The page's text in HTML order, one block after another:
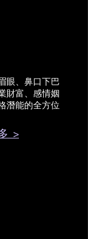
眼、鼻口下巴
財富、感情姻
潛能的全方位
>